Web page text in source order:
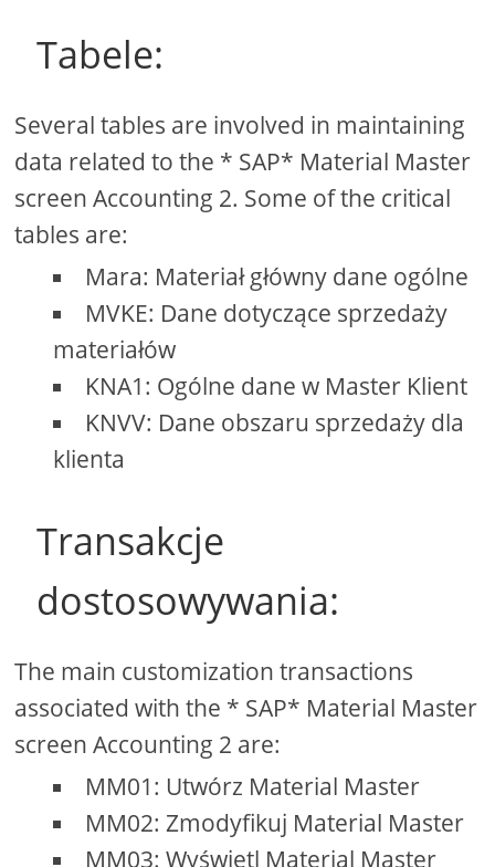
Tabele:
Several tables are involved in maintaining
data related to the * SAP* Material Master
screen Accounting 2. Some of the critical
tables are:
Mara: Materiał główny dane ogólne
MVKE: Dane dotyczące sprzedaży
materiałów
KNA1: Ogólne dane w Master Klient
KNVV: Dane obszaru sprzedaży dla
klienta
Transakcje
dostosowywania:
The main customization transactions
associated with the * SAP* Material Master
screen Accounting 2 are:
MM01: Utwórz Material Master
MM02: Zmodyfikuj Material Master
MM03: Wyświetl Material Master